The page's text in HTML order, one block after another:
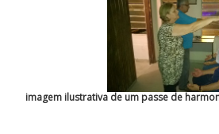
imagem ilustrativa de um passe de